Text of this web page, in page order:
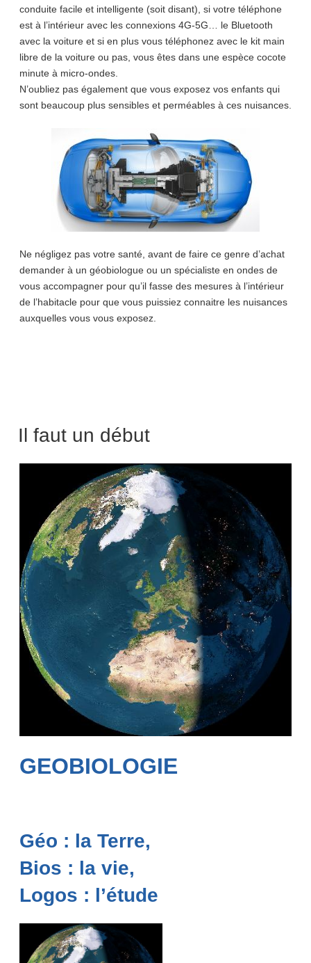
conduite facile et intelligente (soit disant), si votre téléphone
est à l’intérieur avec les connexions 4G-5G… le Bluetooth
avec la voiture et si en plus vous téléphonez avec le kit main
libre de la voiture ou pas, vous êtes dans une espèce cocote
minute à micro-ondes.
N’oubliez pas également que vous exposez vos enfants qui
sont beaucoup plus sensibles et perméables à ces nuisances.
Ne négligez pas votre santé, avant de faire ce genre d’achat
demander à un géobiologue ou un spécialiste en ondes de
vous accompagner pour qu’il fasse des mesures à l’intérieur
de l’habitacle pour que vous puissiez connaitre les nuisances
auxquelles vous vous exposez.
Il faut un début
GEOBIOLOGIE
Géo : la Terre,
Bios : la vie,
Logos : l’étude